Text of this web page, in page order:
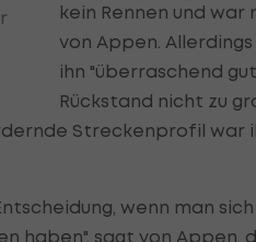
kein Rennen und war
von Appen.
ihn "überraschend
Rückstand nicht zu
Streckenprofil war
wenn man
haben", sagt von Appen,